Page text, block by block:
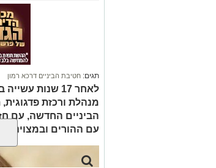
תגים: חטיבת הביניים דרכא רמון
לאחר 17 שנות
מנהלת ורכזת
הביניים החדשה, עם
עם ההורים ובמצוינות